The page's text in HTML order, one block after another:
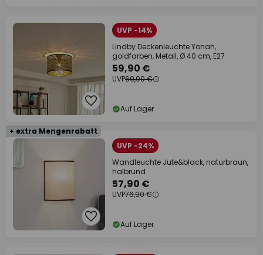
UVP -14%
Lindby Deckenleuchte Yonah,
goldfarben, Metall, Ø 40 cm, E27
59,90 €
UVP69,90 €
Auf Lager
+ extra Mengenrabatt
UVP -24%
Wandleuchte Jute&black, naturbraun,
halbrund
57,90 €
UVP76,90 €
Auf Lager